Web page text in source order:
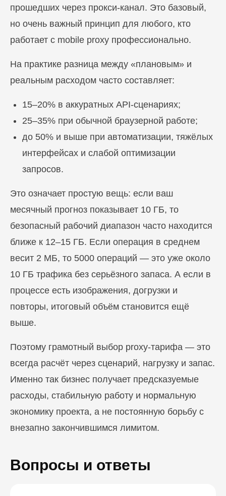
прошедших через прокси-канал. Это базовый,
но очень важный принцип для любого, кто
работает с mobile proxy профессионально.
На практике разница между «плановым» и
реальным расходом часто составляет:
15–20% в аккуратных API-сценариях;
25–35% при обычной браузерной работе;
до 50% и выше при автоматизации, тяжёлых
интерфейсах и слабой оптимизации
запросов.
Это означает простую вещь: если ваш
месячный прогноз показывает 10 ГБ, то
безопасный рабочий диапазон часто находится
ближе к 12–15 ГБ. Если операция в среднем
весит 2 МБ, то 5000 операций — это уже около
10 ГБ трафика без серьёзного запаса. А если в
процессе есть изображения, догрузки и
повторы, итоговый объём становится ещё
выше.
Поэтому грамотный выбор proxy-тарифа — это
всегда расчёт через сценарий, нагрузку и запас.
Именно так бизнес получает предсказуемые
расходы, стабильную работу и нормальную
экономику проекта, а не постоянную борьбу с
внезапно закончившимся лимитом.
Вопросы и ответы